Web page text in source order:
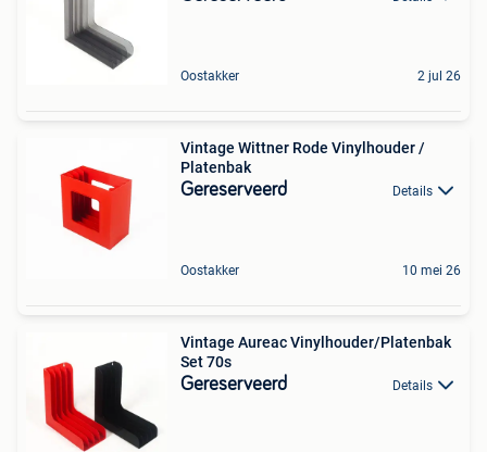
Oostakker 2 jul 26
Vintage Wittner Rode Vinylhouder /
Platenbak
Gereserveerd Details
Oostakker 10 mei 26
Vintage Aureac Vinylhouder/Platenbak
Set 70s
Gereserveerd Details